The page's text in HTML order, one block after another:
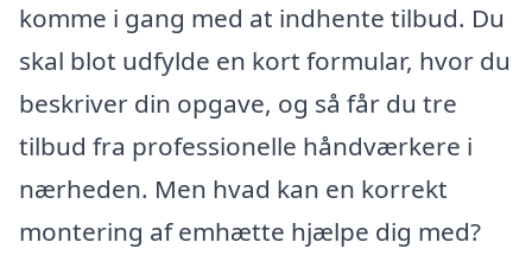
komme i gang med at indhente tilbud. Du
skal blot udfylde en kort formular, hvor du
beskriver din opgave, og så får du tre
tilbud fra professionelle håndværkere i
nærheden. Men hvad kan en korrekt
montering af emhætte hjælpe dig med?